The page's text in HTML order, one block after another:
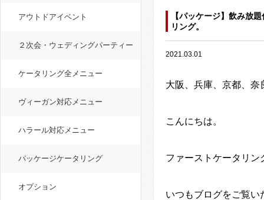
【パッケージ】飲み放
リング。
2021.03.01
大阪、兵庫、京都、
こんにちは。
ファーストケータリン
いつもブログをご覧い
アウトドアイベント
２次会・ウェディングパーティー
ケータリング全メニュー
ヴィーガン対応メニュー
ハラール対応メニュー
パッケージケータリング
オプション